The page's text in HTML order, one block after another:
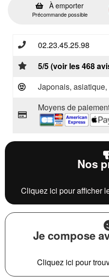
À emporter
Précommande possible
02.23.45.25.98
5/5 (voir les 468
Japonais,
Moyens de
Nos
Cliquez ici pour afficher
Je compose
Cliquez ici pour